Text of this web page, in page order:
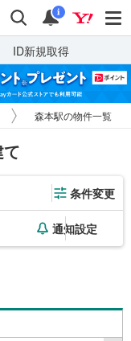
検索 通知
i
ID新規取得
森本駅の物件一覧
条件変更
通知設定